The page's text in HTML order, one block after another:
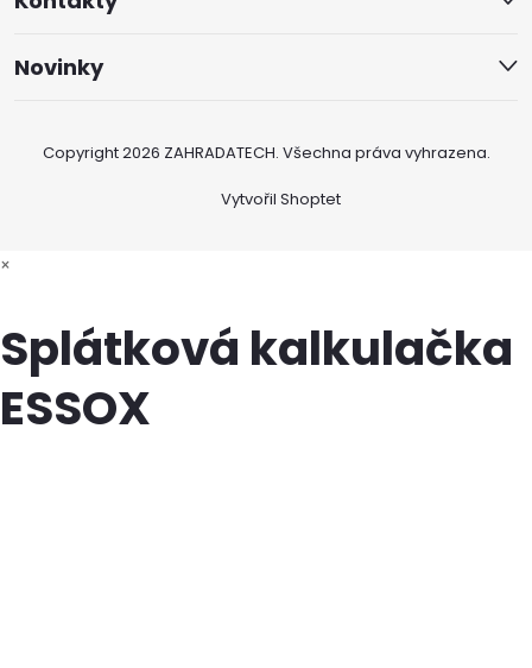
Novinky
Vytvořil Shoptet
Copyright 2026 ZAHRADATECH. Všechna práva vyhrazena.
×
Splátková kalkulačka
ESSOX